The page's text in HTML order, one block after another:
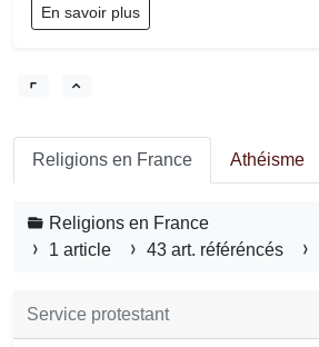
En savoir plus
Religions en France Athéisme
Religions en France
1 article
43 art. référéncés
Service protestant